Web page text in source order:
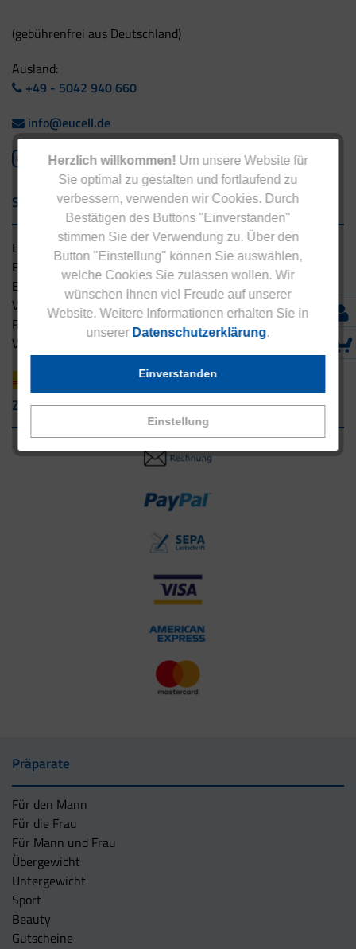
Herzlich willkommen! Um unsere Website für
Sie optimal zu gestalten und fortlaufend zu
verbessern, verwenden wir Cookies. Durch
Bestätigen des Buttons "Einverstanden"
stimmen Sie der Verwendung zu. Über den
Button "Einstellung" können Sie auswählen,
welche Cookies Sie zulassen wollen. Wir
wünschen Ihnen viel Freude auf unserer
Website. Weitere Informationen erhalten Sie in
unserer Datenschutzerklärung.
Einstellung
Einverstanden
(gebührenfrei aus Deutschland)
Ausland:
+49 - 5042 940 660
info@eucell.de
Service & Versand
Eucell Gesundheitsservice
Eucell Ernährungscoach
Eucell Fitness Coach
Versandbedingungen
Rücksendung
Versandpartner innerhalb Deutschlands
Zahlungsarten
Präparate
Für den Mann
Für die Frau
Für Mann und Frau
Übergewicht
Untergewicht
Sport
Beauty
Gutscheine